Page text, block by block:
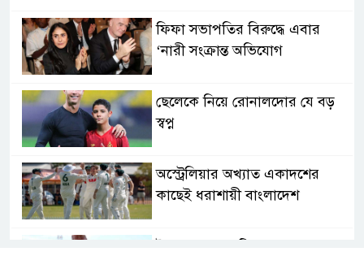
ফিফা সভাপতির বিরুদ্ধে এবার
‘নারী সংক্রান্ত অভিযোগ
ছেলেকে নিয়ে রোনালদোর যে বড়
স্বপ্ন
অস্ট্রেলিয়ার অখ্যাত একাদশের
কাছেই ধরাশায়ী বাংলাদেশ
ট্রাম্পের ৪০ কোটি ডলারের ‘বলরুম